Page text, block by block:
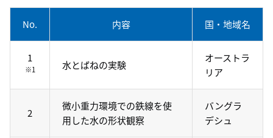
No. 内容 国・地域名
1
※1 水とばねの実験
オーストラ
リア
2
微小重力環境での鉄線を使
用した水の形状観察
バングラ
デシュ